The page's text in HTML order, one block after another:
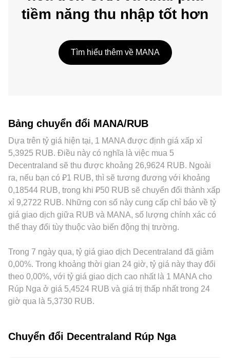
tiềm năng thu nhập tốt hơn
Tìm hiểu thêm về MANA
Bảng chuyển đổi MANA/RUB
Dựa trên tỷ giá hiện tại, 1 MANA được định giá xấp xỉ
5,3925 RUB. Điều này có nghĩa là việc mua 5
Decentraland sẽ thu được khoảng 26,9624 RUB. Ngoài
ra, nếu bạn có ₽1 RUB, thì sẽ tương đương với khoảng
0,18544 RUB, trong khi ₽50 RUB sẽ chuyển đổi thành xấp
xỉ 9,2722 RUB. Những con số này cung cấp chỉ báo về tỷ
giá giao dịch giữa RUB và MANA, số lượng chính xác có
thể thay đổi tùy thuộc vào biến động thị trường.
Trong 7 ngày qua, tỷ giá giao dịch Decentraland đã giảm
0,00%. Trong khoảng thời gian 24 giờ, tỷ giá này thay đổi
theo 0,00%, với tỷ giá giao dịch cao nhất là 1 MANA cho
Rúp Nga ở giá 5,4524 RUB và giá trị thấp nhất trong 24
giờ qua là 5,3730 RUB.
Chuyển đổi Decentraland Rúp Nga